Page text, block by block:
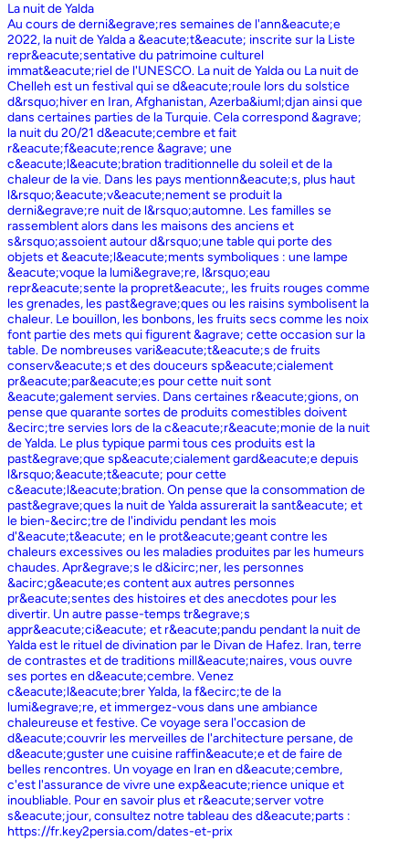
La nuit de Yalda
Au cours de derni&egrave;res semaines de l'ann&eacute;e
2022, la nuit de Yalda a &eacute;t&eacute; inscrite sur la Liste
repr&eacute;sentative du patrimoine culturel
immat&eacute;riel de l'UNESCO. La nuit de Yalda ou La nuit de
Chelleh est un festival qui se d&eacute;roule lors du solstice
d&rsquo;hiver en Iran, Afghanistan, Azerba&iuml;djan ainsi que
dans certaines parties de la Turquie. Cela correspond &agrave;
la nuit du 20/21 d&eacute;cembre et fait
r&eacute;f&eacute;rence &agrave; une
c&eacute;l&eacute;bration traditionnelle du soleil et de la
chaleur de la vie. Dans les pays mentionn&eacute;s, plus haut
l&rsquo;&eacute;v&eacute;nement se produit la
derni&egrave;re nuit de l&rsquo;automne. Les familles se
rassemblent alors dans les maisons des anciens et
s&rsquo;assoient autour d&rsquo;une table qui porte des
objets et &eacute;l&eacute;ments symboliques : une lampe
&eacute;voque la lumi&egrave;re, l&rsquo;eau
repr&eacute;sente la propret&eacute;, les fruits rouges comme
les grenades, les past&egrave;ques ou les raisins symbolisent la
chaleur. Le bouillon, les bonbons, les fruits secs comme les noix
font partie des mets qui figurent &agrave; cette occasion sur la
table. De nombreuses vari&eacute;t&eacute;s de fruits
conserv&eacute;s et des douceurs sp&eacute;cialement
pr&eacute;par&eacute;es pour cette nuit sont
&eacute;galement servies. Dans certaines r&eacute;gions, on
pense que quarante sortes de produits comestibles doivent
&ecirc;tre servies lors de la c&eacute;r&eacute;monie de la nuit
de Yalda. Le plus typique parmi tous ces produits est la
past&egrave;que sp&eacute;cialement gard&eacute;e depuis
l&rsquo;&eacute;t&eacute; pour cette
c&eacute;l&eacute;bration. On pense que la consommation de
past&egrave;ques la nuit de Yalda assurerait la sant&eacute; et
le bien-&ecirc;tre de l'individu pendant les mois
d'&eacute;t&eacute; en le prot&eacute;geant contre les
chaleurs excessives ou les maladies produites par les humeurs
chaudes. Apr&egrave;s le d&icirc;ner, les personnes
&acirc;g&eacute;es content aux autres personnes
pr&eacute;sentes des histoires et des anecdotes pour les
divertir. Un autre passe-temps tr&egrave;s
appr&eacute;ci&eacute; et r&eacute;pandu pendant la nuit de
Yalda est le rituel de divination par le Divan de Hafez. Iran, terre
de contrastes et de traditions mill&eacute;naires, vous ouvre
ses portes en d&eacute;cembre. Venez
c&eacute;l&eacute;brer Yalda, la f&ecirc;te de la
lumi&egrave;re, et immergez-vous dans une ambiance
chaleureuse et festive. Ce voyage sera l'occasion de
d&eacute;couvrir les merveilles de l'architecture persane, de
d&eacute;guster une cuisine raffin&eacute;e et de faire de
belles rencontres. Un voyage en Iran en d&eacute;cembre,
c'est l'assurance de vivre une exp&eacute;rience unique et
inoubliable. Pour en savoir plus et r&eacute;server votre
s&eacute;jour, consultez notre tableau des d&eacute;parts :
https://fr.key2persia.com/dates-et-prix